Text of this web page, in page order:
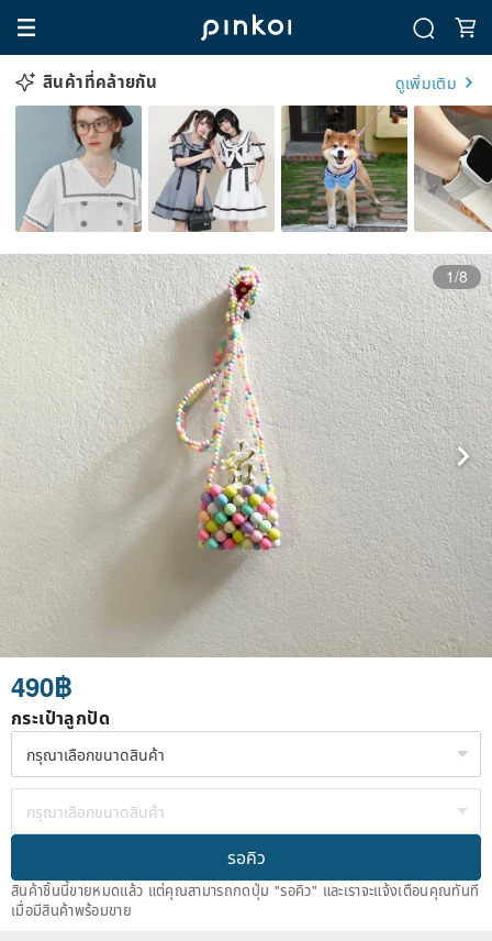
สินค้าที่คล้ายกัน ดูเพิ่มเติม
1/8
490฿
กระเป๋าลูกปัด
รอคิว
สินค้าชิ้นนี้ขายหมดแล้ว แต่คุณสามารถกดปุ่ม "รอคิว" และเราจะแจ้งเตือนคุณทันที
เมื่อมีสินค้าพร้อมขาย